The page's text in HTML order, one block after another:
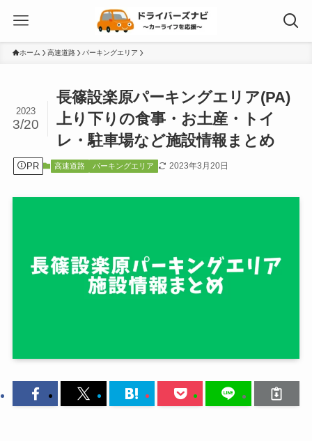
ホーム 高速道路 パーキングエリア
長篠設楽原パーキングエリア(PA)
上り下りの食事・お土産・トイ
レ・駐車場など施設情報まとめ
2023
3/20
PR 高速道路 パーキングエリア 2023年3月20日